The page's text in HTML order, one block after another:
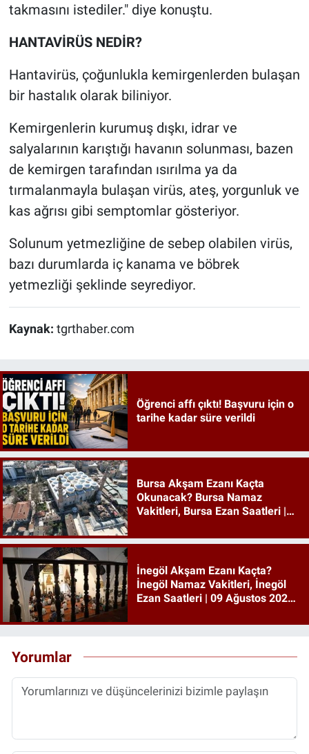
takmasını istediler." diye konuştu.
HANTAVİRÜS NEDİR?
Hantavirüs, çoğunlukla kemirgenlerden bulaşan
bir hastalık olarak biliniyor.
Kemirgenlerin kurumuş dışkı, idrar ve
salyalarının karıştığı havanın solunması, bazen
de kemirgen tarafından ısırılma ya da
tırmalanmayla bulaşan virüs, ateş, yorgunluk ve
kas ağrısı gibi semptomlar gösteriyor.
Solunum yetmezliğine de sebep olabilen virüs,
bazı durumlarda iç kanama ve böbrek
yetmezliği şeklinde seyrediyor.
Kaynak: tgrthaber.com
Öğrenci affı çıktı! Başvuru için o
tarihe kadar süre verildi
Bursa Akşam Ezanı Kaçta
Okunacak? Bursa Namaz
Vakitleri, Bursa Ezan Saatleri |
İnegöl Akşam Ezanı Kaçta?
İnegöl Namaz Vakitleri, İnegöl
Ezan Saatleri | 09 Ağustos 2026
Yorumlar